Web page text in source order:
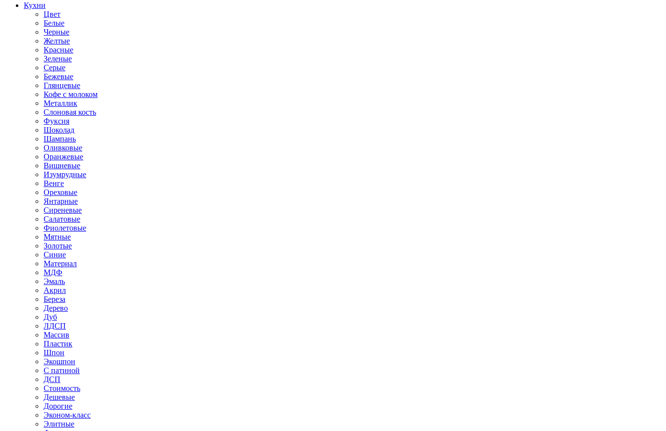
Кухни
Цвет
Белые
Черные
Желтые
Красные
Зеленые
Серые
Бежевые
Глянцевые
Кофе с молоком
Металлик
Слоновая кость
Фуксия
Шоколад
Шампань
Оливковые
Оранжевые
Вишневые
Изумрудные
Венге
Ореховые
Янтарные
Сиреневые
Салатовые
Фиолетовые
Мятные
Золотые
Синие
Материал
МДФ
Эмаль
Акрил
Береза
Дерево
Дуб
ЛДСП
Массив
Пластик
Шпон
Экошпон
С патиной
ДСП
Стоимость
Дешевые
Дорогие
Эконом-класс
Элитные